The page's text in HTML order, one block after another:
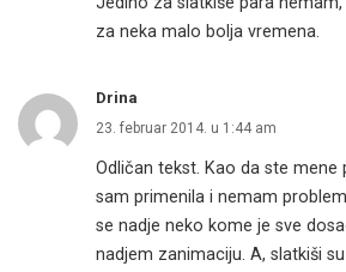
za neka malo bolja vremena.
Drina
23. februar 2014. u 1:44 am
Odličan tekst. Kao da ste mene
sam primenila i nemam
se nadje neko kome je sve
nadjem zanimaciju. A, slatkiši